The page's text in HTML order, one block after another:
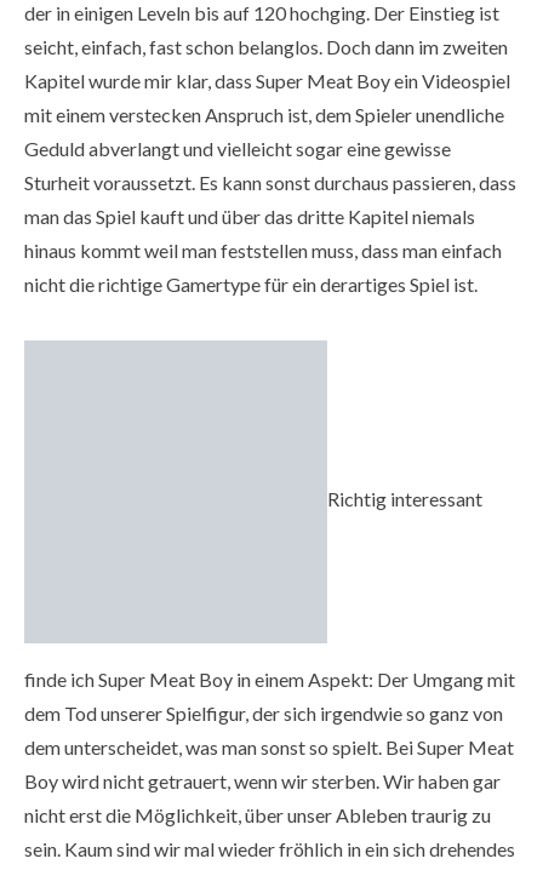
der in einigen Leveln bis auf 120 hochging. Der Einstieg ist
seicht, einfach, fast schon belanglos. Doch dann im zweiten
Kapitel wurde mir klar, dass Super Meat Boy ein Videospiel
mit einem verstecken Anspruch ist, dem Spieler unendliche
Geduld abverlangt und vielleicht sogar eine gewisse
Sturheit voraussetzt. Es kann sonst durchaus passieren, dass
man das Spiel kauft und über das dritte Kapitel niemals
hinaus kommt weil man feststellen muss, dass man einfach
nicht die richtige Gamertype für ein derartiges Spiel ist.
Richtig interessant
finde ich Super Meat Boy in einem Aspekt: Der Umgang mit
dem Tod unserer Spielfigur, der sich irgendwie so ganz von
dem unterscheidet, was man sonst so spielt. Bei Super Meat
Boy wird nicht getrauert, wenn wir sterben. Wir haben gar
nicht erst die Möglichkeit, über unser Ableben traurig zu
sein. Kaum sind wir mal wieder fröhlich in ein sich drehendes